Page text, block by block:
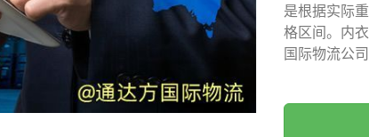
是根据实际
格区间。内
国际物流公